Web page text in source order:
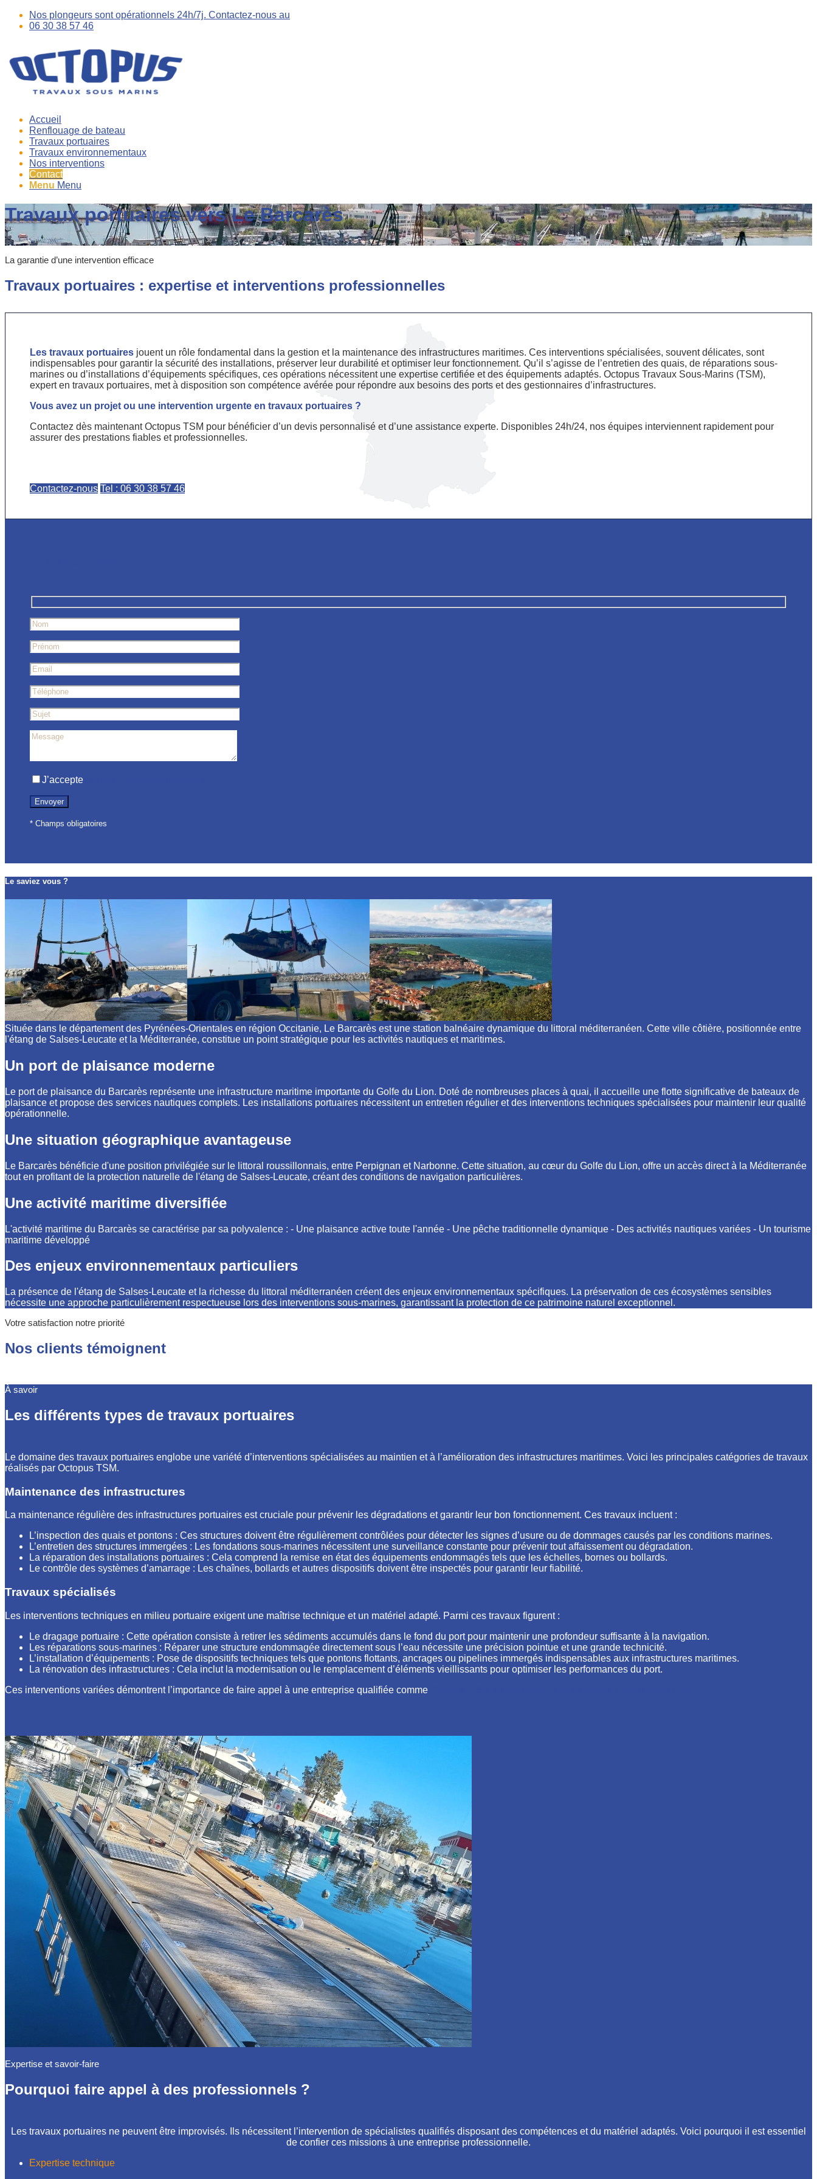
Nos plongeurs sont opérationnels 24h/7j. Contactez-nous au
06 30 38 57 46
Accueil
Renflouage de bateau
Travaux portuaires
Travaux environnementaux
Nos interventions
Contact
Menu Menu
Travaux portuaires vers Le Barcarès
La garantie d’une intervention efficace
Travaux portuaires : expertise et interventions professionnelles
Les travaux portuaires jouent un rôle fondamental dans la gestion et la maintenance des infrastructures maritimes. Ces interventions spécialisées, souvent délicates, sont
indispensables pour garantir la sécurité des installations, préserver leur durabilité et optimiser leur fonctionnement. Qu’il s’agisse de l’entretien des quais, de réparations sous-
marines ou d’installations d’équipements spécifiques, ces opérations nécessitent une expertise certifiée et des équipements adaptés. Octopus Travaux Sous-Marins (TSM),
expert en travaux portuaires, met à disposition son compétence avérée pour répondre aux besoins des ports et des gestionnaires d’infrastructures.
Vous avez un projet ou une intervention urgente en travaux portuaires ?
Contactez dès maintenant Octopus TSM pour bénéficier d’un devis personnalisé et d’une assistance experte. Disponibles 24h/24, nos équipes interviennent rapidement pour
assurer des prestations fiables et professionnelles.
Contactez-nous Tel : 06 30 38 57 46
J’accepte
* Champs obligatoires
Le saviez vous ?
Située dans le département des Pyrénées-Orientales en région Occitanie, Le Barcarès est une station balnéaire dynamique du littoral méditerranéen. Cette ville côtière, positionnée entre
l'étang de Salses-Leucate et la Méditerranée, constitue un point stratégique pour les activités nautiques et maritimes.
Un port de plaisance moderne
Le port de plaisance du Barcarès représente une infrastructure maritime importante du Golfe du Lion. Doté de nombreuses places à quai, il accueille une flotte significative de bateaux de
plaisance et propose des services nautiques complets. Les installations portuaires nécessitent un entretien régulier et des interventions techniques spécialisées pour maintenir leur qualité
opérationnelle.
Une situation géographique avantageuse
Le Barcarès bénéficie d'une position privilégiée sur le littoral roussillonnais, entre Perpignan et Narbonne. Cette situation, au cœur du Golfe du Lion, offre un accès direct à la Méditerranée
tout en profitant de la protection naturelle de l'étang de Salses-Leucate, créant des conditions de navigation particulières.
Une activité maritime diversifiée
L'activité maritime du Barcarès se caractérise par sa polyvalence : - Une plaisance active toute l'année - Une pêche traditionnelle dynamique - Des activités nautiques variées - Un tourisme
maritime développé
Des enjeux environnementaux particuliers
La présence de l'étang de Salses-Leucate et la richesse du littoral méditerranéen créent des enjeux environnementaux spécifiques. La préservation de ces écosystèmes sensibles
nécessite une approche particulièrement respectueuse lors des interventions sous-marines, garantissant la protection de ce patrimoine naturel exceptionnel.
Votre satisfaction notre priorité
Nos clients témoignent
À savoir
Les différents types de travaux portuaires
Le domaine des travaux portuaires englobe une variété d’interventions spécialisées au maintien et à l’amélioration des infrastructures maritimes. Voici les principales catégories de travaux
réalisés par Octopus TSM.
Maintenance des infrastructures
La maintenance régulière des infrastructures portuaires est cruciale pour prévenir les dégradations et garantir leur bon fonctionnement. Ces travaux incluent :
L’inspection des quais et pontons : Ces structures doivent être régulièrement contrôlées pour détecter les signes d’usure ou de dommages causés par les conditions marines.
L’entretien des structures immergées : Les fondations sous-marines nécessitent une surveillance constante pour prévenir tout affaissement ou dégradation.
La réparation des installations portuaires : Cela comprend la remise en état des équipements endommagés tels que les échelles, bornes ou bollards.
Le contrôle des systèmes d’amarrage : Les chaînes, bollards et autres dispositifs doivent être inspectés pour garantir leur fiabilité.
Travaux spécialisés
Les interventions techniques en milieu portuaire exigent une maîtrise technique et un matériel adapté. Parmi ces travaux figurent :
Le dragage portuaire : Cette opération consiste à retirer les sédiments accumulés dans le fond du port pour maintenir une profondeur suffisante à la navigation.
Les réparations sous-marines : Réparer une structure endommagée directement sous l’eau nécessite une précision pointue et une grande technicité.
L’installation d’équipements : Pose de dispositifs techniques tels que pontons flottants, ancrages ou pipelines immergés indispensables aux infrastructures maritimes.
La rénovation des infrastructures : Cela inclut la modernisation ou le remplacement d’éléments vieillissants pour optimiser les performances du port.
Ces interventions variées démontrent l’importance de faire appel à une entreprise qualifiée comme
Expertise et savoir-faire
Pourquoi faire appel à des professionnels ?
Les travaux portuaires ne peuvent être improvisés. Ils nécessitent l’intervention de spécialistes qualifiés disposant des compétences et du matériel adaptés. Voici pourquoi il est essentiel
de confier ces missions à une entreprise professionnelle.
Expertise technique